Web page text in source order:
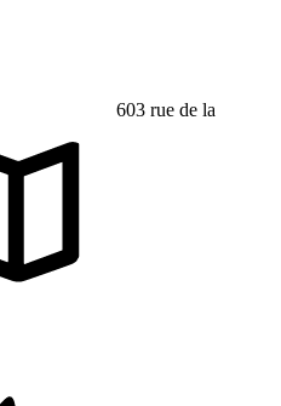
603 rue de la